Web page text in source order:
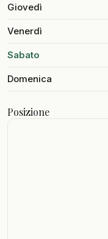
Giovedì
Venerdì
Sabato
Domenica
Posizione